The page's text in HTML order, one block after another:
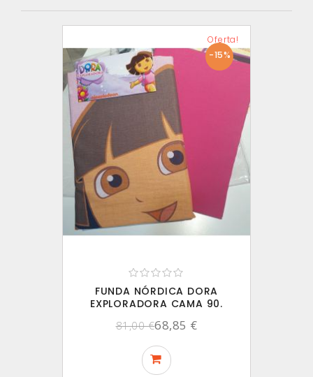
-15%
Oferta!
FUNDA NÓRDICA DORA
EXPLORADORA CAMA 90.
81,00 €68,85 €